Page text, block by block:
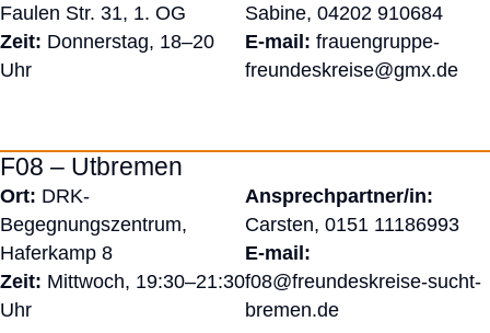
Faulen Str. 31, 1. OG
Zeit: Donnerstag, 18–20
Uhr
Sabine, 04202 910684
E-mail: frauengruppe-
freundeskreise@gmx.de
F08 – Utbremen
Ort: DRK-
Begegnungszentrum,
Haferkamp 8
Zeit: Mittwoch, 19:30–21:30
Uhr
Ansprechpartner/in:
Carsten, 0151 11186993
E-mail:
f08@freundeskreise-sucht-
bremen.de